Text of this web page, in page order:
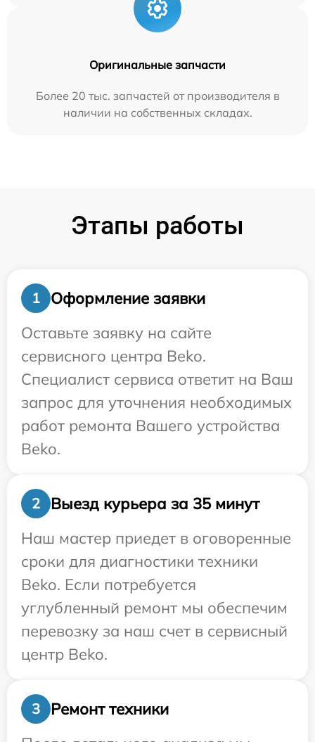
Оригинальные запчасти
Более 20 тыс. запчастей от производителя в
наличии на собственных складах.
Этапы работы
1
Оформление заявки
Оставьте заявку на сайте
сервисного центра Beko.
Специалист сервиса ответит на Ваш
запрос для уточнения необходимых
работ ремонта Вашего устройства
Beko.
2
Выезд курьера за 35 минут
Наш мастер приедет в оговоренные
сроки для диагностики техники
Beko. Если потребуется
углубленный ремонт мы обеспечим
перевозку за наш счет в сервисный
центр Beko.
3
Ремонт техники